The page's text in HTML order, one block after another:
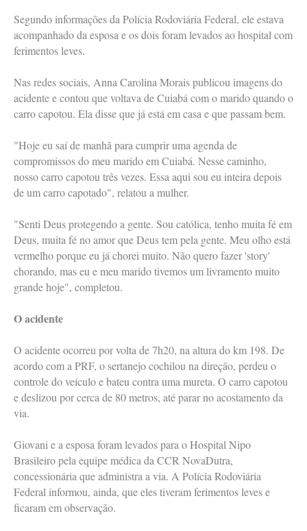
Segundo informações da Polícia Rodoviária Federal, ele estava
acompanhado da esposa e os dois foram levados ao hospital com
ferimentos leves.
Nas redes sociais, Anna Carolina Morais publicou imagens do
acidente e contou que voltava de Cuiabá com o marido quando o
carro capotou. Ela disse que já está em casa e que passam bem.
"Hoje eu saí de manhã para cumprir uma agenda de
compromissos do meu marido em Cuiabá. Nesse caminho,
nosso carro capotou três vezes. Essa aqui sou eu inteira depois
de um carro capotado", relatou a mulher.
"Senti Deus protegendo a gente. Sou católica, tenho muita fé em
Deus, muita fé no amor que Deus tem pela gente. Meu olho está
vermelho porque eu já chorei muito. Não quero fazer 'story'
chorando, mas eu e meu marido tivemos um livramento muito
grande hoje", completou.
O acidente
O acidente ocorreu por volta de 7h20, na altura do km 198. De
acordo com a PRF, o sertanejo cochilou na direção, perdeu o
controle do veículo e bateu contra uma mureta. O carro capotou
e deslizou por cerca de 80 metros, até parar no acostamento da
via.
Giovani e a esposa foram levados para o Hospital Nipo
Brasileiro pela equipe médica da CCR NovaDutra,
concessionária que administra a via. A Polícia Rodoviária
Federal informou, ainda, que eles tiveram ferimentos leves e
ficaram em observação.